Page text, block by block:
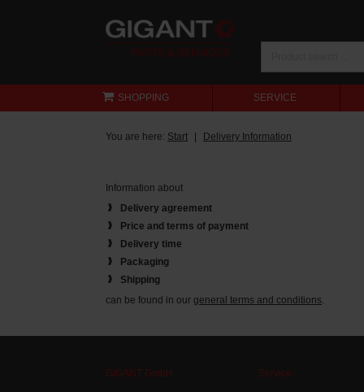
SHOPPING SERVICE
You are here: Start Delivery Information
Information about
Delivery agreement
Price and terms of payment
Delivery time
Packaging
Shipping
can be found in our general terms and conditions.
GIGANT GmbH Service